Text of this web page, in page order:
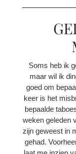
Soms heb ik
maar wil ik
goed om
keer is het
bepaalde
weken geleden
zijn geweest in
gehad.